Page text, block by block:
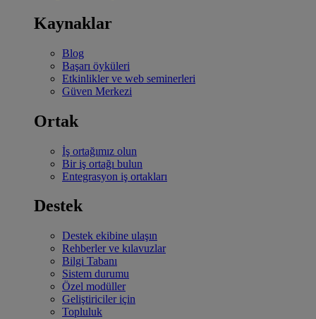
Kaynaklar
Blog
Başarı öyküleri
Etkinlikler ve web seminerleri
Güven Merkezi
Ortak
İş ortağımız olun
Bir iş ortağı bulun
Entegrasyon iş ortakları
Destek
Destek ekibine ulaşın
Rehberler ve kılavuzlar
Bilgi Tabanı
Sistem durumu
Özel modüller
Geliştiriciler için
Topluluk